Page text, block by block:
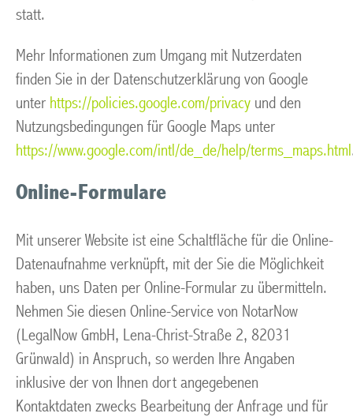
statt.
Mehr Informationen zum Umgang mit Nutzerdaten
finden Sie in der Datenschutzerklärung von Google
unter https://policies.google.com/privacy und den
Nutzungsbedingungen für Google Maps unter
https://www.google.com/intl/de_de/help/terms_maps.html
Online-Formulare
Mit unserer Website ist eine Schaltfläche für die Online-
Datenaufnahme verknüpft, mit der Sie die Möglichkeit
haben, uns Daten per Online-Formular zu übermitteln.
Nehmen Sie diesen Online-Service von NotarNow
(LegalNow GmbH, Lena-Christ-Straße 2, 82031
Grünwald) in Anspruch, so werden Ihre Angaben
inklusive der von Ihnen dort angegebenen
Kontaktdaten zwecks Bearbeitung der Anfrage und für